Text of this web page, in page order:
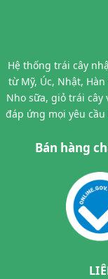
Hệ thống trái cây
từ Mỹ, Úc, Nhật,
Nho sữa, giỏ trái cây
đáp ứng mọi yêu
Bán hàng